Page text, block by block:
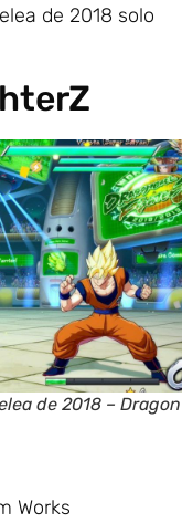
de 2018 solo
de 2018 – Dragon
Works